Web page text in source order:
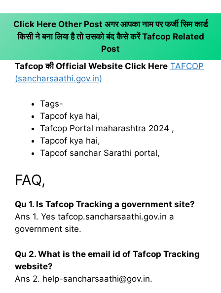
Click Here Other Post अगर आपका नाम पर फर्जी सिम कार्ड
किसी ने बना लिया है तो उसको बंद कैसे करेंTafcop Related
Post
Tafcop की Official Website Click Here TAFCOP
(sancharsaathi.gov.in)
Tags-
Tapcof kya hai,
Tafcop Portal maharashtra 2024 ,
Tapcof kya hai,
Tapcof sanchar Sarathi portal,
FAQ,
Qu 1. Is Tafcop Tracking a government site?
Ans 1. Yes tafcop.sancharsaathi.gov.in a
government site.
Qu 2. What is the email id of Tafcop Tracking
website?
Ans 2. help-sancharsaathi@gov.in.